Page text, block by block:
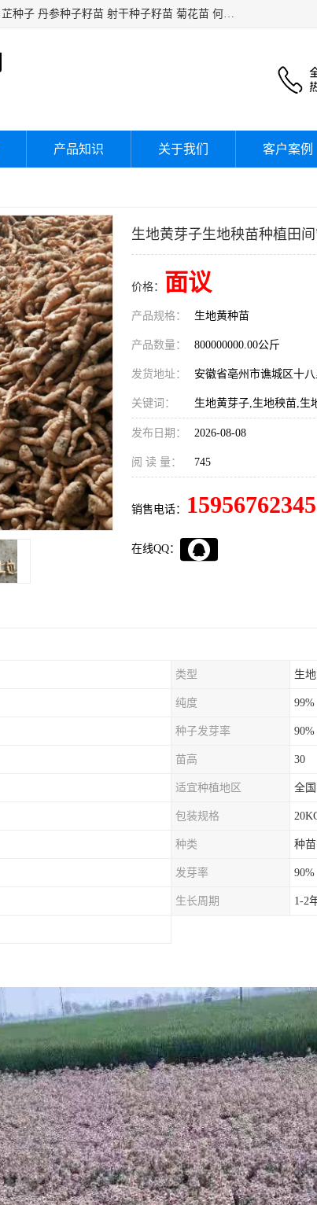
白芍种子籽苗 白芍芽头 芍药种子籽苗 芍药芽头 赤芍种子籽苗 牡丹皮种子籽苗 白芷种子 丹参种子籽苗 射干种子籽苗 菊花苗 何乌苗 蒲公英种子 桔梗种子籽苗 生地黄芽苗 玄参芽苗 元参芽苗 黑参芽苗 紫苑芽 紫菀苗 板蓝根种子 板兰根籽 大青叶种子 大青根种苗 防风种子 夏枯草种子 夏枯球籽 知母种子籽苗 白术种子 白术籽苗 薄荷种子籽苗 红花种子籽油
产品知识 关于我们 客户案例
生地黄芽子生地秧苗种植田
价格： 面议
产品规格： 生地黄种苗
产品数量： 800000000.00公斤
发货地址： 安徽省亳州市谯城区十
关键词： 生地黄芽子,生地秧苗,生
发布日期： 2026-08-08
阅 读 量： 745
销售电话： 15956762345
在线QQ：
类型 生
纯度 99%
种子发芽率 90%
苗高 30
适宜种植地区 全国
包装规格
种类 种苗
发芽率 90%
生长周期 1-2